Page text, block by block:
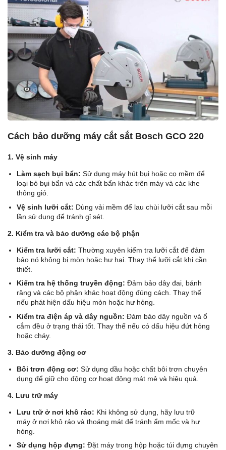
Cách bảo dưỡng máy cắt sắt Bosch GCO 220
1. Vệ sinh máy
Làm sạch bụi bẩn: Sử dụng máy hút bụi hoặc cọ mềm để
loại bỏ bụi bẩn và các chất bẩn khác trên máy và các khe
thông gió.
Vệ sinh lưỡi cắt: Dùng vải mềm để lau chùi lưỡi cắt sau mỗi
lần sử dụng để tránh gỉ sét.
2. Kiểm tra và bảo dưỡng các bộ phận
Kiểm tra lưỡi cắt: Thường xuyên kiểm tra lưỡi cắt để đảm
bảo nó không bị mòn hoặc hư hại. Thay thế lưỡi cắt khi cần
thiết.
Kiểm tra hệ thống truyền động: Đảm bảo dây đai, bánh
răng và các bộ phận khác hoạt động đúng cách. Thay thế
nếu phát hiện dấu hiệu mòn hoặc hư hỏng.
Kiểm tra điện áp và dây nguồn: Đảm bảo dây nguồn và ổ
cắm đều ở trạng thái tốt. Thay thế nếu có dấu hiệu đứt hỏng
hoặc cháy.
3. Bảo dưỡng động cơ
Bôi trơn động cơ: Sử dụng dầu hoặc chất bôi trơn chuyên
dụng để giữ cho động cơ hoạt động mát mẻ và hiệu quả.
4. Lưu trữ máy
Lưu trữ ở nơi khô ráo: Khi không sử dụng, hãy lưu trữ
máy ở nơi khô ráo và thoáng mát để tránh ẩm mốc và hư
hỏng.
Sử dụng hộp đựng: Đặt máy trong hộp hoặc túi đựng chuyên